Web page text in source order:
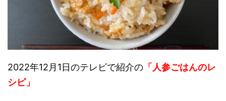
2022年12月1日のテレビで紹介の 「人参ごはんのレ
シピ」